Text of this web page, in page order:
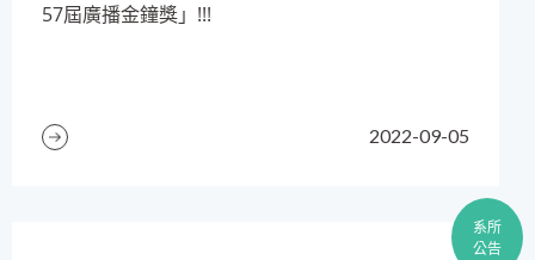
2022-09-05
57屆廣播金鐘獎」!!!
系所
公告